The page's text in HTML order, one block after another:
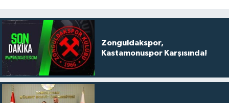
Zonguldakspor,
Kastamonuspor Karşısında!